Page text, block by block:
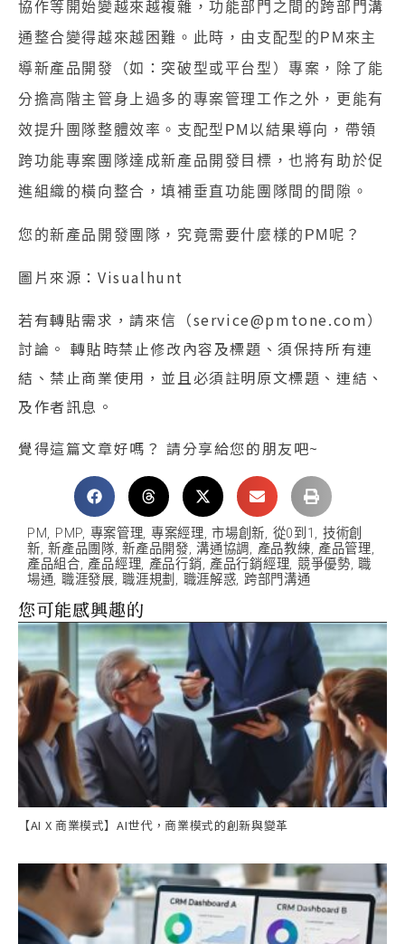
協作等開始變越來越複雜，功能部門之間的跨部門溝
通整合變得越來越困難。此時，由支配型的 PM 來主
導新產品開發（如
： 突破型或平台型）專案，除了能
分擔高階主管身上過多的專案管理工作之外，更能有
效提升團隊整體效率。支配型 PM以結果導向，帶領
跨功能專案團隊達成新產品開發目標，也將有助於促
進組織的橫向整合，填補垂直功能團隊間的間隙。
您的新產品開發團隊，究竟需要什麼樣的 PM 呢？
圖片來源：Visualhunt
若有轉貼需求，請來信（service@pmtone.com）
討論。 轉貼時禁止修改內容及標題、須保持所有連
結、禁止商業使用，並且必須註明原文標題、連結、
及作者訊息。
覺得這篇文章好嗎？ 請分享給您的朋友吧~
PM, PMP, 專案管理, 專案經理,市場創新, 從0到1 , 技術創
新,新產品團隊,新產品開發,溝通協調, 產品教練, 產品管理,
產品組合, 產品經理, 產品行銷, 產品行銷經理, 競爭優勢,職
場通, 職涯發展,職涯規劃 , 職涯解惑, 跨部門溝通
您可能感興趣的
【AI X 商業模式】AI世代，商業模式的創新與變革